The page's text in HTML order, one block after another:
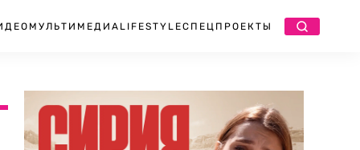
МУЛЬТИМЕДИА LIFESTYLEСПЕЦПРОЕКТЫ